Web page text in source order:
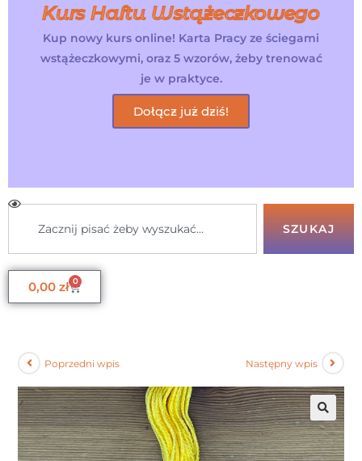
Kurs Haftu Wstążeczkowego
Kup nowy kurs online! Karta Pracy ze ściegami
wstążeczkowymi, oraz 5 wzorów, żeby trenować
je w praktyce.
Dołącz już dziś!
SZUKAJ
0,00 zł 0
Poprzedni wpis Następny wpis